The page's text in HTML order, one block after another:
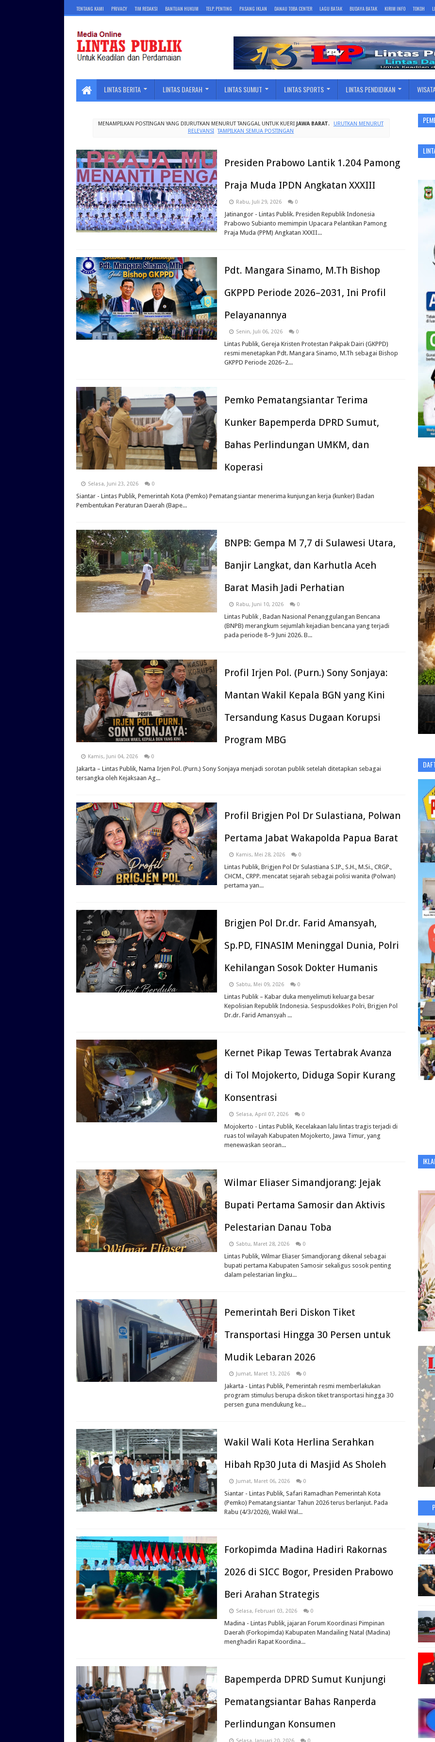
TENTANG KAMI PRIVACY TIM REDAKSI BANTUAN HUKUM TELP, PENTING PASANG IKLAN DANAU TOBA CENTER LAGU BATAK BUDAYA BATAK KIRIM INFO TOKOH
LINTAS BERITA LINTAS DAERAH LINTAS SUMUT LINTAS SPORTS LINTAS PENDIDIKAN
MENAMPILKAN POSTINGAN YANG DIURUTKAN MENURUT TANGGAL UNTUK KUERI JAWA BARAT.
URUTKAN MENURUT
RELEVANSI TAMPILKAN SEMUA POSTINGAN
Presiden Prabowo Lantik 1.204 Pamong
Praja Muda IPDN Angkatan XXXIII
Rabu, Juli 29, 2026 0
Jatinangor - Lintas Publik. Presiden Republik Indonesia
Prabowo Subianto memimpin Upacara Pelantikan Pamong
Praja Muda (PPM) Angkatan XXXII...
Pdt. Mangara Sinamo, M.Th Bishop
GKPPD Periode 2026–2031, Ini Profil
Pelayanannya
Senin, Juli 06, 2026 0
Lintas Publik, Gereja Kristen Protestan Pakpak Dairi (GKPPD)
resmi menetapkan Pdt. Mangara Sinamo, M.Th sebagai Bishop
GKPPD Periode 2026–2...
Pemko Pematangsiantar Terima
Kunker Bapemperda DPRD Sumut,
Bahas Perlindungan UMKM, dan
Koperasi
Selasa, Juni 23, 2026 0
Siantar - Lintas Publik, Pemerintah Kota (Pemko) Pematangsiantar menerima kunjungan kerja (kunker) Badan
Pembentukan Peraturan Daerah (Bape...
BNPB: Gempa M 7,7 di Sulawesi Utara,
Banjir Langkat, dan Karhutla Aceh
Barat Masih Jadi Perhatian
Rabu, Juni 10, 2026 0
Lintas Publik , Badan Nasional Penanggulangan Bencana
(BNPB) merangkum sejumlah kejadian bencana yang terjadi
pada periode 8–9 Juni 2026. B...
Profil Irjen Pol. (Purn.) Sony Sonjaya:
Mantan Wakil Kepala BGN yang Kini
Tersandung Kasus Dugaan Korupsi
Program MBG
Kamis, Juni 04, 2026 0
Jakarta – Lintas Publik, Nama Irjen Pol. (Purn.) Sony Sonjaya menjadi sorotan publik setelah ditetapkan sebagai
tersangka oleh Kejaksaan Ag...
Profil Brigjen Pol Dr Sulastiana, Polwan
Pertama Jabat Wakapolda Papua Barat
Kamis, Mei 28, 2026 0
Lintas Publik, Brigjen Pol Dr Sulastiana S.IP., S.H., M.Si., CRGP.,
CHCM., CRPP. mencatat sejarah sebagai polisi wanita (Polwan)
pertama yan...
Brigjen Pol Dr.dr. Farid Amansyah,
Sp.PD, FINASIM Meninggal Dunia, Polri
Kehilangan Sosok Dokter Humanis
Sabtu, Mei 09, 2026 0
Lintas Publik – Kabar duka menyelimuti keluarga besar
Kepolisian Republik Indonesia. Sespusdokkes Polri, Brigjen Pol
Dr.dr. Farid Amansyah ...
Kernet Pikap Tewas Tertabrak Avanza
di Tol Mojokerto, Diduga Sopir Kurang
Konsentrasi
Selasa, April 07, 2026 0
Mojokerto - Lintas Publik, Kecelakaan lalu lintas tragis terjadi di
ruas tol wilayah Kabupaten Mojokerto, Jawa Timur, yang
menewaskan seoran...
Wilmar Eliaser Simandjorang: Jejak
Bupati Pertama Samosir dan Aktivis
Pelestarian Danau Toba
Sabtu, Maret 28, 2026 0
Lintas Publik, Wilmar Eliaser Simandjorang dikenal sebagai
bupati pertama Kabupaten Samosir sekaligus sosok penting
dalam pelestarian lingku...
Pemerintah Beri Diskon Tiket
Transportasi Hingga 30 Persen untuk
Mudik Lebaran 2026
Jumat, Maret 13, 2026 0
Jakarta - Lintas Publik, Pemerintah resmi memberlakukan
program stimulus berupa diskon tiket transportasi hingga 30
persen guna mendukung ke...
Wakil Wali Kota Herlina Serahkan
Hibah Rp30 Juta di Masjid As Sholeh
Jumat, Maret 06, 2026 0
Siantar - Lintas Publik, Safari Ramadhan Pemerintah Kota
(Pemko) Pematangsiantar Tahun 2026 terus berlanjut. Pada
Rabu (4/3/2026), Wakil Wal...
Forkopimda Madina Hadiri Rakornas
2026 di SICC Bogor, Presiden Prabowo
Beri Arahan Strategis
Selasa, Februari 03, 2026 0
Madina - Lintas Publik, jajaran Forum Koordinasi Pimpinan
Daerah (Forkopimda) Kabupaten Mandailing Natal (Madina)
menghadiri Rapat Koordina...
Bapemperda DPRD Sumut Kunjungi
Pematangsiantar Bahas Ranperda
Perlindungan Konsumen
Selasa, Januari 20, 2026 0